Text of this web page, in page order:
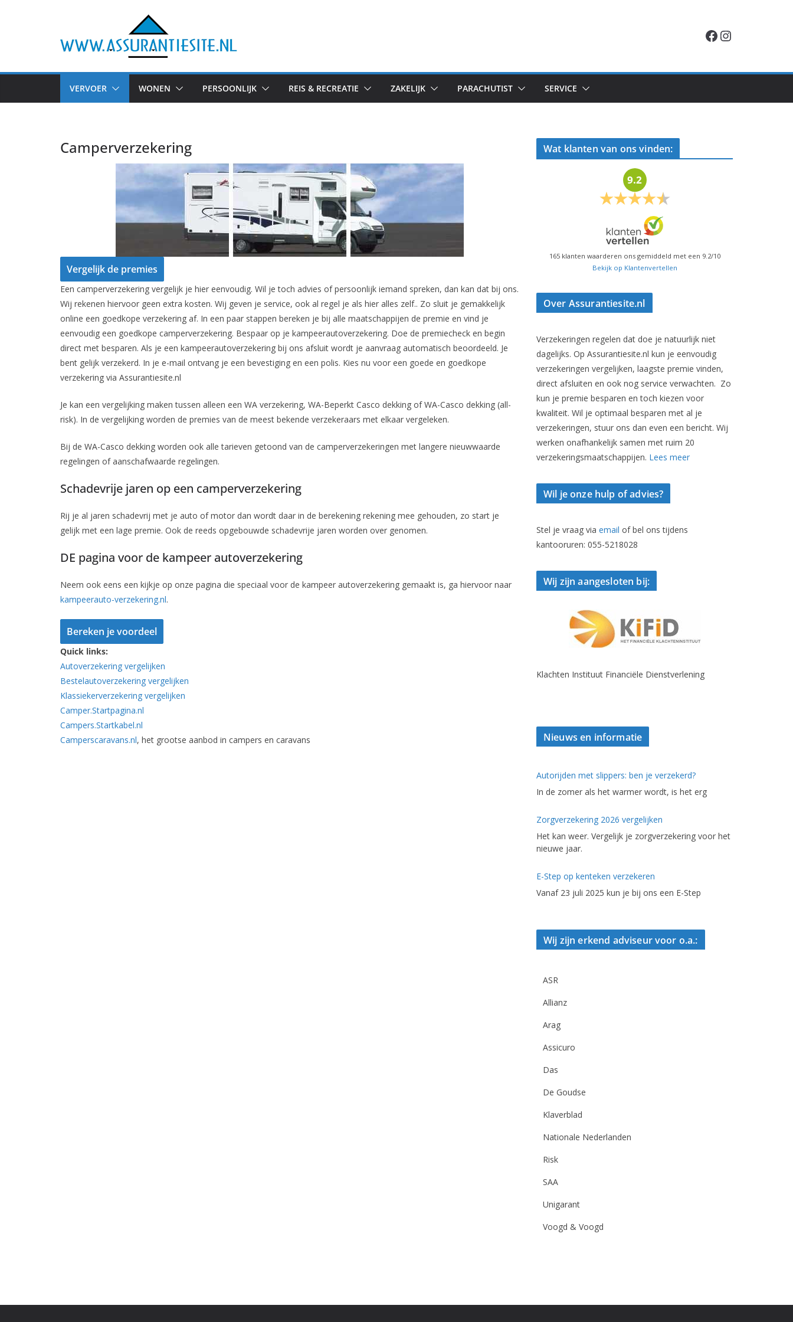
Facebook
Instagram
VERVOER WONEN PERSOONLIJK REIS & RECREATIE ZAKELIJK PARACHUTIST SERVICE
Camperverzekering
Vergelijk de premies
Een camperverzekering vergelijk je hier eenvoudig. Wil je toch advies of persoonlijk iemand spreken, dan kan dat bij ons.
Wij rekenen hiervoor geen extra kosten. Wij geven je service, ook al regel je als hier alles zelf.. Zo sluit je gemakkelijk
online een goedkope verzekering af. In een paar stappen bereken je bij alle maatschappijen de premie en vind je
eenvoudig een goedkope camperverzekering. Bespaar op je kampeerautoverzekering. Doe de premiecheck en begin
direct met besparen. Als je een kampeerautoverzekering bij ons afsluit wordt je aanvraag automatisch beoordeeld. Je
bent gelijk verzekerd. In je e-mail ontvang je een bevestiging en een polis. Kies nu voor een goede en goedkope
verzekering via Assurantiesite.nl
Je kan een vergelijking maken tussen alleen een WA verzekering, WA-Beperkt Casco dekking of WA-Casco dekking (all-
risk). In de vergelijking worden de premies van de meest bekende verzekeraars met elkaar vergeleken.
Bij de WA-Casco dekking worden ook alle tarieven getoond van de camperverzekeringen met langere nieuwwaarde
regelingen of aanschafwaarde regelingen.
Schadevrije jaren op een camperverzekering
Rij je al jaren schadevrij met je auto of motor dan wordt daar in de berekening rekening mee gehouden, zo start je
gelijk met een lage premie. Ook de reeds opgebouwde schadevrije jaren worden over genomen.
DE pagina voor de kampeer autoverzekering
Neem ook eens een kijkje op onze pagina die speciaal voor de kampeer autoverzekering gemaakt is, ga hiervoor naar
kampeerauto-verzekering.nl.
Bereken je voordeel
Quick links:
Autoverzekering vergelijken
Bestelautoverzekering vergelijken
Klassiekerverzekering vergelijken
Camper.Startpagina.nl
Campers.Startkabel.nl
Camperscaravans.nl, het grootse aanbod in campers en caravans
Wat klanten van ons vinden:
9.2
165klanten waarderen ons gemiddeld met een 9.2/10
Bekijk op Klantenvertellen
Over Assurantiesite.nl
Verzekeringen regelen dat doe je natuurlijk niet
dagelijks. Op Assurantiesite.nl kun je eenvoudig
verzekeringen vergelijken, laagste premie vinden,
direct afsluiten en ook nog service verwachten. Zo
kun je premie besparen en toch kiezen voor
kwaliteit. Wil je optimaal besparen met al je
verzekeringen, stuur ons dan even een bericht. Wij
werken onafhankelijk samen met ruim 20
verzekeringsmaatschappijen. Lees meer
Wil je onze hulp of advies?
Stel je vraag via email of bel ons tijdens
kantooruren: 055-5218028
Wij zijn aangesloten bij:
Klachten Instituut Financiële Dienstverlening
Nieuws en informatie
Autorijden met slippers: ben je verzekerd?
In de zomer als het warmer wordt, is het erg
Zorgverzekering 2026 vergelijken
Het kan weer. Vergelijk je zorgverzekering voor het
nieuwe jaar.
E-Step op kenteken verzekeren
Vanaf 23 juli 2025 kun je bij ons een E-Step
Wij zijn erkend adviseur voor o.a.:
ASR
Allianz
Arag
Assicuro
Das
De Goudse
Klaverblad
Nationale Nederlanden
Risk
SAA
Unigarant
Voogd & Voogd